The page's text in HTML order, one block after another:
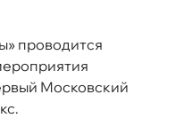
проводится
Московский